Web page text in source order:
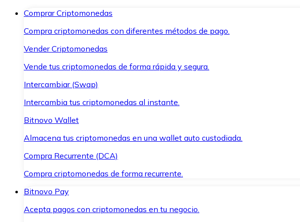
Comprar Criptomonedas
Compra criptomonedas con diferentes métodos de pago.
Vender Criptomonedas
Vende tus criptomonedas de forma rápida y segura.
Intercambiar (Swap)
Intercambia tus criptomonedas al instante.
Bitnovo Wallet
Almacena tus criptomonedas en una wallet auto custodiada.
Compra Recurrente (DCA)
Compra criptomonedas de forma recurrente.
Bitnovo Pay
Acepta pagos con criptomonedas en tu negocio.